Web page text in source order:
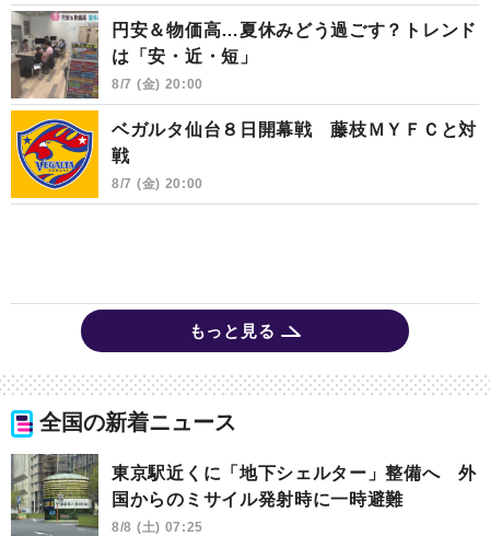
円安＆物価高…夏休みどう過ごす？トレンド
は「安・近・短」
8/7 (金) 20:00
ベガルタ仙台８日開幕戦 藤枝ＭＹＦＣと対
戦
8/7 (金) 20:00
もっと見る
全国の新着ニュース
東京駅近くに「地下シェルター」整備へ 外
国からのミサイル発射時に一時避難
8/8 (土) 07:25